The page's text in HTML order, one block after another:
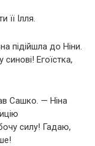
Ілля.
підійшла до Ніни.
Егоїстка,
Сашко. — Ніна
силу! Гадаю,